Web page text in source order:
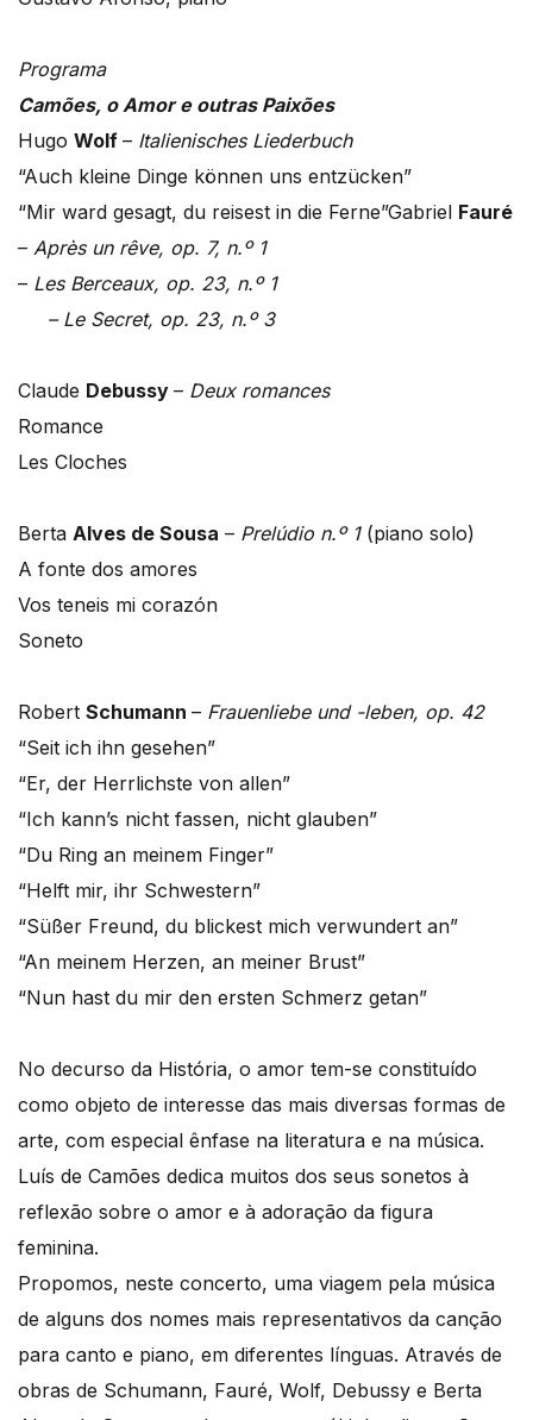
Programa
Camões, o Amor e outras Paixões
Hugo Wolf – Italienisches Liederbuch
“Auch kleine Dinge können uns entzücken”
“Mir ward gesagt, du reisest in die Ferne”Gabriel Fauré
– Après un rêve, op. 7, n.º 1
– Les Berceaux, op. 23, n.º 1
– Le Secret, op. 23, n.º 3
Claude Debussy – Deux romances
Romance
Les Cloches
Berta Alves de Sousa – Prelúdio n.º 1(piano solo)
A fonte dos amores
Vos teneis mi corazón
Soneto
Robert Schumann – Frauenliebe und -leben, op. 42
“Seit ich ihn gesehen”
“Er, der Herrlichste von allen”
“Ich kann’s nicht fassen, nicht glauben”
“Du Ring an meinem Finger”
“Helft mir, ihr Schwestern”
“Süßer Freund, du blickest mich verwundert an”
“An meinem Herzen, an meiner Brust”
“Nun hast du mir den ersten Schmerz getan”
No decurso da História, o amor tem-se constituído
como objeto de interesse das mais diversas formas de
arte, com especial ênfase na literatura e na música.
Luís de Camões dedica muitos dos seus sonetos à
reflexão sobre o amor e à adoração da figura
feminina.
Propomos, neste concerto, uma viagem pela música
de alguns dos nomes mais representativos da canção
para canto e piano, em diferentes línguas. Através de
obras de Schumann, Fauré, Wolf, Debussy e Berta